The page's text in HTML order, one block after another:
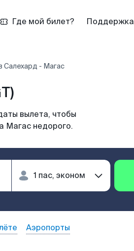
Где мой билет? Поддержка
Салехард - Магас
вылета, чтобы
Магас недорого.
Аэропорты